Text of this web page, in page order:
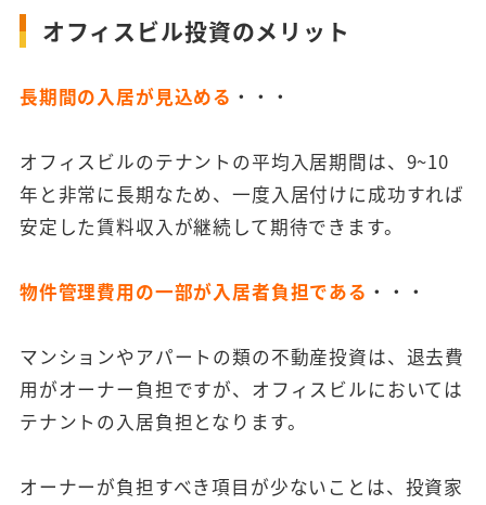
オフィスビル投資のメリット
長期間の入居が見込める ・・・
オフィスビルのテナントの平均入居期間は、9~10
年と非常に長期なため、一度入居付けに成功すれば
安定した賃料収入が継続して期待できます。
物件管理費用の一部が入居者負担である ・・・
マンションやアパートの類の不動産投資は、退去費
用がオーナー負担ですが、オフィスビルにおいては
テナントの入居負担となります。
オーナーが負担すべき項目が少ないことは、投資家